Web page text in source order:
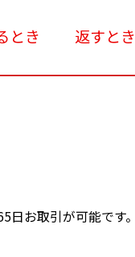
とき 返すとき
日お取引が可能です。